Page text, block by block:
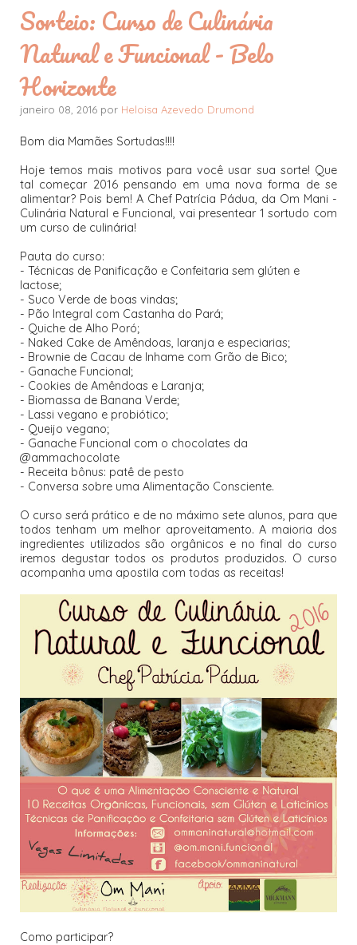
Sorteio: Curso de Culinária
Natural e Funcional - Belo
Horizonte
janeiro 08, 2016 por Heloisa Azevedo Drumond
Bom dia Mamães Sortudas!!!!
Hoje temos mais motivos para você usar sua sorte! Que
tal começar 2016 pensando em uma nova forma de se
alimentar? Pois bem! A Chef Patrícia Pádua, da Om Mani -
Culinária Natural e Funcional, vai presentear 1 sortudo com
um curso de culinária!
Pauta do curso:
- Técnicas de Panificação e Confeitaria sem glúten e
lactose;
- Suco Verde de boas vindas;
- Pão Integral com Castanha do Pará;
- Quiche de Alho Poró;
- Naked Cake de Amêndoas, laranja e especiarias;
- Brownie de Cacau de Inhame com Grão de Bico;
- Ganache Funcional;
- Cookies de Amêndoas e Laranja;
- Biomassa de Banana Verde;
- Lassi vegano e probiótico;
- Queijo vegano;
- Ganache Funcional com o chocolates da
@ammachocolate
- Receita bônus: patê de pesto
- Conversa sobre uma Alimentação Consciente.
O curso será prático e de no máximo sete alunos, para que
todos tenham um melhor aproveitamento. A maioria dos
ingredientes utilizados são orgânicos e no final do curso
iremos degustar todos os produtos produzidos. O curso
acompanha uma apostila com todas as receitas!
Como participar?